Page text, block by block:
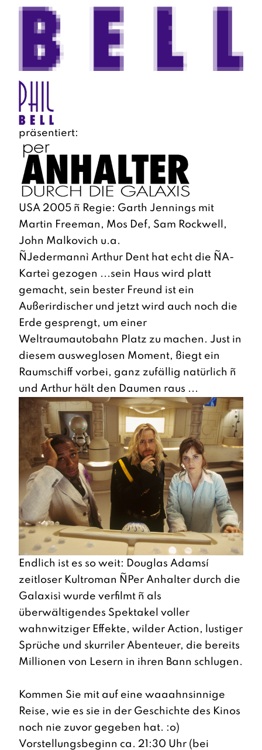
präsentiert:
USA 2005 ñ Regie: Garth Jennings mit
Martin Freeman, Mos Def, Sam Rockwell,
John Malkovich u.a.
ÑJedermannì Arthur Dent hat echt die ÑA-
Karteì gezogen ...sein Haus wird platt
gemacht, sein bester Freund ist ein
Außerirdischer und jetzt wird auch noch die
Erde gesprengt, um einer
Weltraumautobahn Platz zu machen. Just in
diesem ausweglosen Moment, ßiegt ein
Raumschiff vorbei, ganz zufällig natürlich ñ
und Arthur hält den Daumen raus ...
Endlich ist es so weit: Douglas Adamsí
zeitloser Kultroman ÑPer Anhalter durch die
Galaxisì wurde verfilmt ñ als
überwältigendes Spektakel voller
wahnwitziger Effekte, wilder Action, lustiger
Sprüche und skurriler Abenteuer, die bereits
Millionen von Lesern in ihren Bann schlugen.
Kommen Sie mit auf eine waaahnsinnige
Reise, wie es sie in der Geschichte des Kinos
noch nie zuvor gegeben hat. :o)
Vorstellungsbeginn ca. 21:30 Uhr (bei